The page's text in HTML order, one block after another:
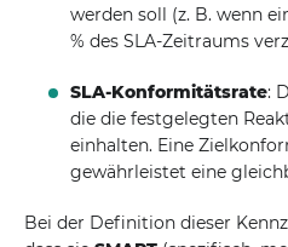
werden soll (z. B. wenn
% des SLA-Zeitraums
SLA-Konformitätsrate:
die die festgelegten
einhalten. Eine
gewährleistet eine
Bei der Definition dieser